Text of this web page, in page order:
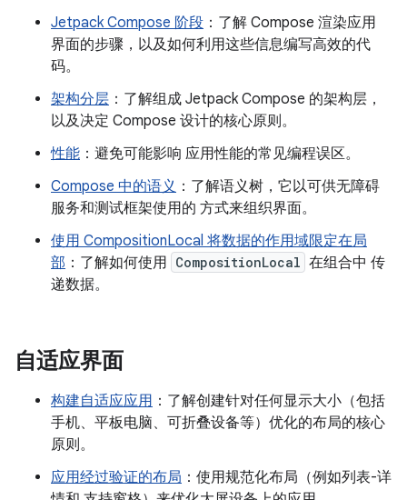
Jetpack Compose 阶段 ：了解 Compose 渲染应用
界面的步骤，以及如何利用这些信息编写高效的代
码。
架构分层 ：了解组成 Jetpack Compose 的架构层，
以及决定 Compose 设计的核心原则。
性能 ：避免可能影响 应用性能的常见编程误区。
Compose 中的语义 ：了解语义树，它以可供无障碍
服务和测试框架使用的 方式来组织界面。
使用 CompositionLocal 将数据的作用域限定在局
部 ：了解如何使用 CompositionLocal 在组合中 传
递数据。
自适应界面
构建自适应应用 ：了解创建针对任何显示大小（包括
手机、平板电脑、可折叠设备等）优化的布局的核心
原则。
应用经过验证的布局 ：使用规范化布局（例如列表-详